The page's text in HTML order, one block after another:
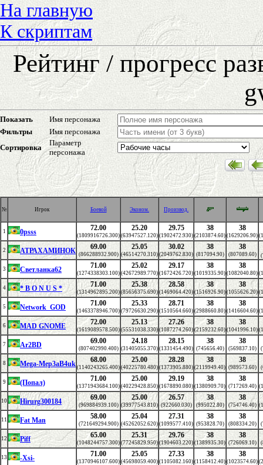
На главную
К скриптам
Рейтинг / прогресс
Показать
Имя персонажа
Фильтры
Имя персонажа
Сортировка
Параметр
персонажа
№ Игрок Боевой Эконом. Производ.
1 0psss 72.00
(1809916726.300)
25.20
(63947527.120)
29.75
(1902472.930)
38
(2103874.60)
38
(1629206.90)
2 АТРАХАМИНОК 69.00
(866288932.900)
25.05
(46514270.310)
30.02
(2049762.830)
38
(817094.90)
38
(807089.60)
3 Светланка62 71.00
(1274338303.100)
25.02
(42672989.770)
29.17
(1672426.720)
38
(1019335.90)
38
(1082040.80)
4 * B O N U S * 71.00
(1314962895.200)
25.38
(85656375.690)
28.58
(1469064.420)
38
(1516926.90)
38
(1055626.20)
5 Network_GOD 71.00
(1463378946.700)
25.33
(79726630.290)
28.71
(1510564.660)
38
(2988660.80)
38
(1416604.60)
6 MAD GNOME 72.00
(1619089578.500)
25.13
(55531038.330)
27.26
(1087274.260)
38
(2159232.60)
38
(1041996.10)
7 Ar2BD 69.00
(807402990.400)
24.18
(31405055.370)
28.15
(1331454.490)
38
(745656.40)
38
(569837.10)
8 Mega-Mep3aB4uk 68.00
(1140243265.400)
25.00
(40225780.480)
28.28
(1373905.880)
38
(2119949.40)
38
(989573.60)
9 (Попал) 71.00
(1371943684.100)
25.00
(40229428.850)
29.19
(1678890.080)
38
(1380909.70)
38
(717269.40)
10 Hirurg300184 69.00
(969884939.100)
25.00
(39977543.810)
26.57
(922660.030)
38
(995022.80)
38
(754746.40)
11 Fat Man 58.00
(721649294.900)
25.04
(45262052.620)
27.31
(1099577.410)
38
(953828.70)
38
(808334.20)
12 Piff 65.00
(1048244757.300)
25.31
(77245829.950)
29.76
(1904603.220)
38
(1389935.30)
38
(726069.10)
13 -Xsi- 71.00
(1370946107.600)
25.05
(45698059.400)
27.33
(1105082.160)
38
(1158412.40)
38
(1023574.60)